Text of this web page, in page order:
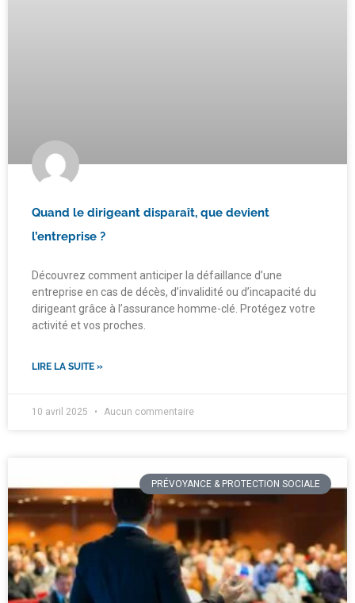
Quand le dirigeant disparaît, que devient
l’entreprise ?
Découvrez comment anticiper la défaillance d’une
entreprise en cas de décès, d’invalidité ou d’incapacité du
dirigeant grâce à l’assurance homme-clé. Protégez votre
activité et vos proches.
LIRE LA SUITE »
10 avril 2025 Aucun commentaire
PRÉVOYANCE & PROTECTION SOCIALE